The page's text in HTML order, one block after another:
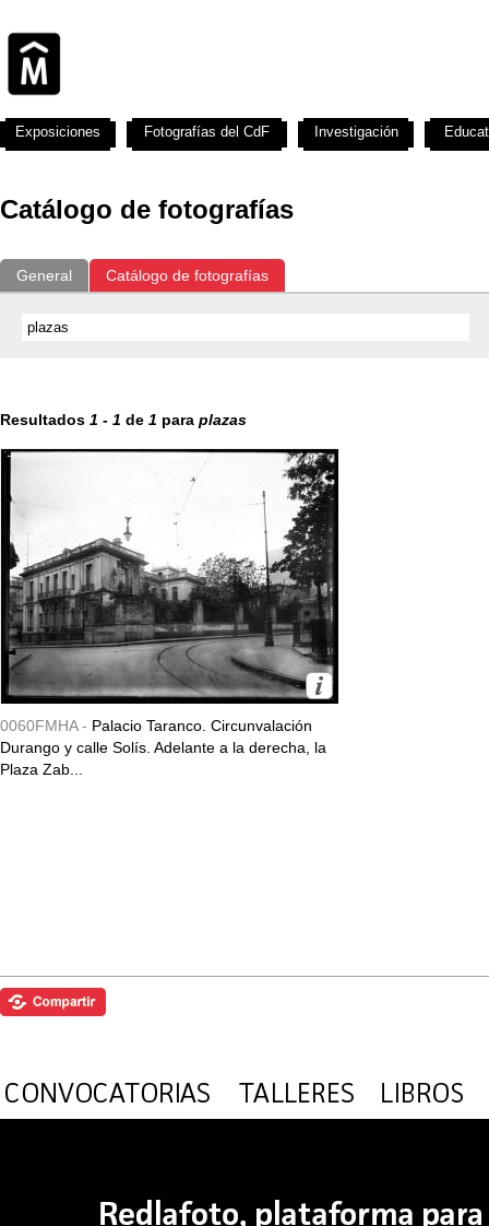
Catálogo de fotografías
General Catálogo de fotografías
Resultados 1 - 1 de 1 para plazas
0060FMHA - Palacio Taranco. Circunvalación
Durango y calle Solís. Adelante a la derecha, la
Plaza Zab...
Exposiciones Fotografías del CdF Investigación